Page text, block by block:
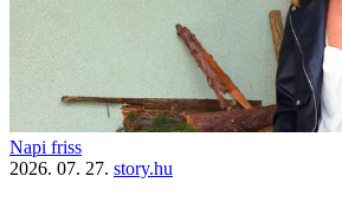
Napi friss
2026. 07. 27. story.hu